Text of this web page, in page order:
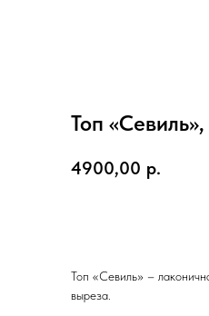
Топ
4900,00 р.
Топ «Севиль» –
выреза.